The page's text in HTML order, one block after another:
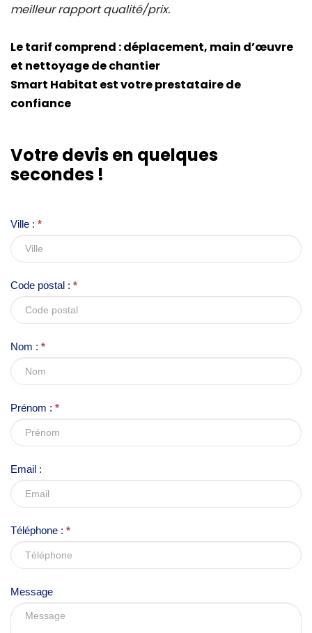
meilleur rapport qualité/prix.
Le tarif comprend : déplacement, main d’œuvre
et nettoyage de chantier
Smart Habitat est votre prestataire de
confiance
Votre devis en quelques
secondes !
Ville : *
Code postal : *
Nom : *
Prénom : *
Email :
Téléphone : *
Message
f
y
r
h
a
n
l
a
t
i
s
i
e